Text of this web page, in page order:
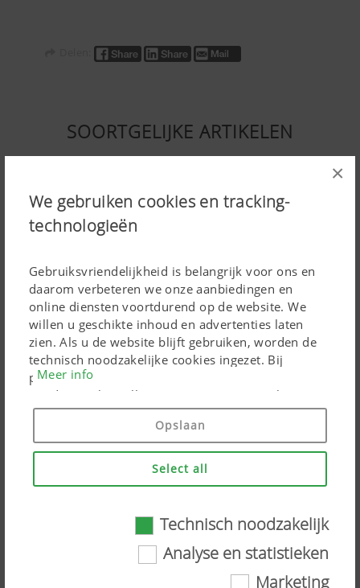
×
We gebruiken cookies en tracking-
technologieën
Gebruiksvriendelijkheid is belangrijk voor ons en
daarom verbeteren we onze aanbiedingen en
online diensten voortdurend op de website. We
willen u geschikte inhoud en advertenties laten
zien. Als u de website blijft gebruiken, worden de
technisch noodzakelijke cookies ingezet. Bij
persoonsgebonden Google Marketing-producten
worden cookies alleen ingezet, wanneer u hiervoor
toestemming heeft gegeven ("Alles toestaan"). U
kunt bovendien de instellingen wijzigen met behulp
van de selectievakjes.
Technisch noodzakelijk
Meer info
Opslaan
Select all
Technisch noodzakelijk
Analyse en statistieken
Marketing
SOORTGELIJKE ARTIKELEN
Pöttinger-app optimaliseert de voeroogst